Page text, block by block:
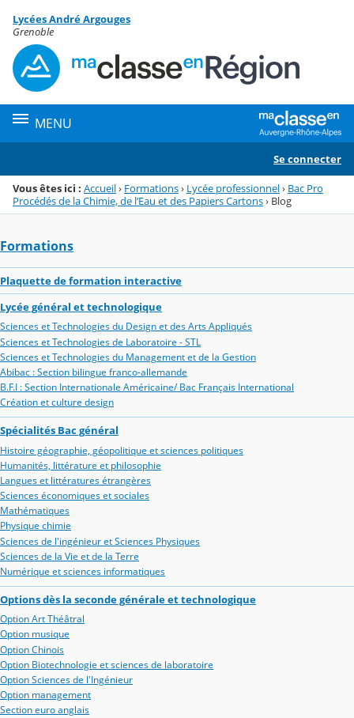
Menu de la rubrique
Contenu
Lycées André Argouges
Grenoble
MENU
Se connecter
Vous êtes ici : Accueil› Formations› Lycée professionnel› Bac Pro
Procédés de la Chimie, de l’Eau et des Papiers Cartons› Blog
Formations
Plaquette de formation interactive
Lycée général et technologique
Sciences et Technologies du Design et des Arts Appliqués
Sciences et Technologies de Laboratoire - STL
Sciences et Technologies du Management et de la Gestion
Abibac : Section bilingue franco-allemande
B.F.I : Section Internationale Américaine/ Bac Français International
Création et culture design
Spécialités Bac général
Histoire géographie, géopolitique et sciences politiques
Humanités, littérature et philosophie
Langues et littératures étrangères
Sciences économiques et sociales
Mathématiques
Physique chimie
Sciences de l'ingénieur et Sciences Physiques
Sciences de la Vie et de la Terre
Numérique et sciences informatiques
Options dès la seconde générale et technologique
Option Art Théâtral
Option musique
Option Chinois
Option Biotechnologie et sciences de laboratoire
Option Sciences de l'Ingénieur
Option management
Section euro anglais